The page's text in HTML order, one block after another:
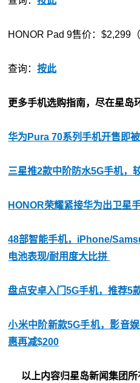
HONOR Pad 9售价：$2,299
查询：按此
更多手机选购指南，尽在星岛
华为Pura 70系列手机开售即
三星推2款中阶防水5G手机，
HONOR荣耀紧接华为出卫星
48部智能手机，iPhone/
电池表现/耐用度大比拼
盘点安卓入门5G手机，推荐5
小米中阶新款5G手机，影音
惠再减$200
以上内容归星岛新闻集团